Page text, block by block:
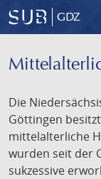
GDZ
Die
Göttingen
mittelalterliche
wurden seit der
sukzessive